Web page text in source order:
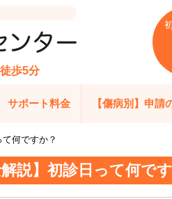
徒歩5分
サポート料金 【傷病別】申請
て何ですか？
解説】初診日って何で